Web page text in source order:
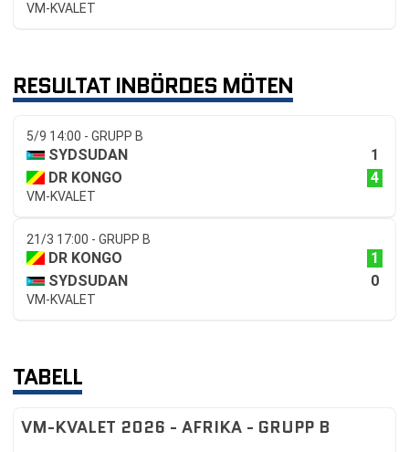
VM-KVALET
RESULTAT INBÖRDES MÖTEN
5/9 14:00 - GRUPP B
SYDSUDAN
1
DR KONGO
4
VM-KVALET
21/3 17:00 - GRUPP B
DR KONGO
1
SYDSUDAN
0
VM-KVALET
TABELL
VM-KVALET 2026 - AFRIKA - GRUPP B